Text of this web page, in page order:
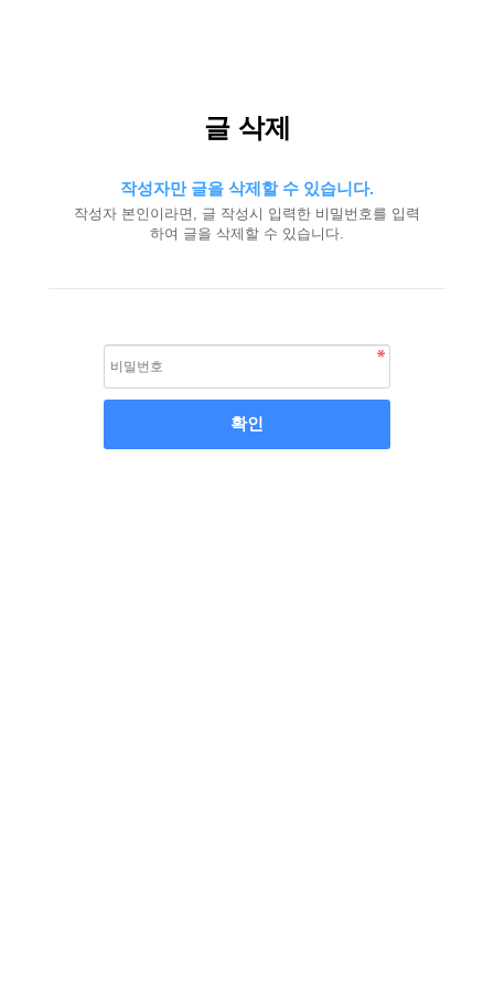
글 삭제
작성자만 글을 삭제할 수 있습니다.
작성자 본인이라면, 글 작성시 입력한 비밀번호를 입력
하여 글을 삭제할 수 있습니다.